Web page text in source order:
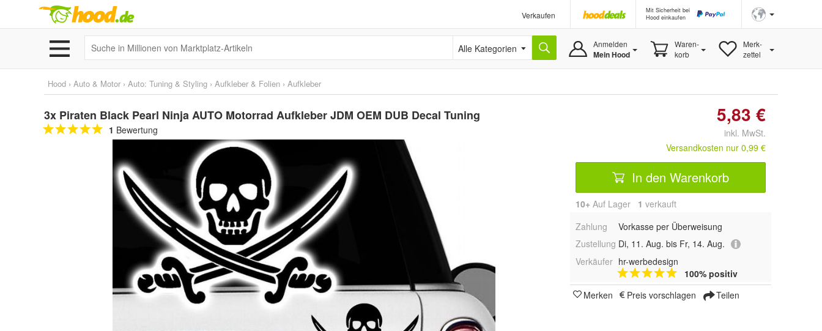
Verkaufen
Mit Sicherheit bei
Hood einkaufen
Alle Kategorien Anmelden
Mein Hood
Waren-
korb
Merk-
zettel
Hood › Auto & Motor › Auto: Tuning & Styling › Aufkleber & Folien › Aufkleber
3x Piraten Black Pearl Ninja AUTO Motorrad Aufkleber JDM OEM DUB Decal Tuning
1 Bewertung
5,83 €
inkl. MwSt.
Versandkosten nur 0,99 €
In den Warenkorb
10+ Auf Lager 1 verkauft
Zahlung
Vorkasse per Überweisung
Zustellung Di, 11. Aug. bis Fr, 14. Aug.
Verkäufer hr-werbedesign
100% positiv
Merken
Preis vorschlagen Teilen